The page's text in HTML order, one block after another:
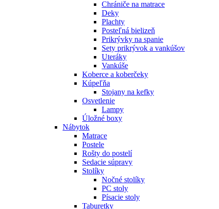
Chrániče na matrace
Deky
Plachty
Posteľná bielizeň
Prikrývky na spanie
Sety prikrývok a vankúšov
Uteráky
Vankúše
Koberce a koberčeky
Kúpeľňa
Stojany na kefky
Osvetlenie
Lampy
Úložné boxy
Nábytok
Matrace
Postele
Rošty do postelí
Sedacie súpravy
Stolíky
Nočné stolíky
PC stoly
Písacie stoly
Taburetky